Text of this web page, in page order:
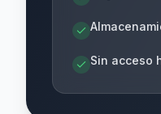
Sin acceso